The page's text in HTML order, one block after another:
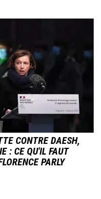
CONTRE DAESH,
: CE QU'IL FAUT
PARLY